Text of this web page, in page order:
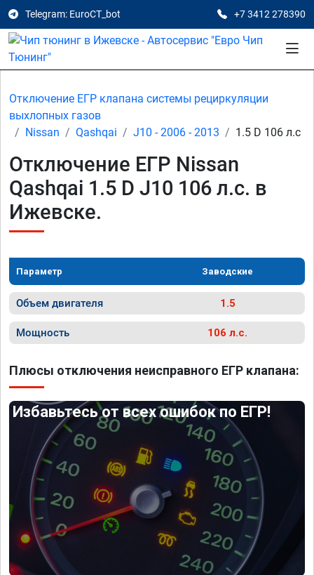
Telegram: EuroCT_bot +7 3412 278390
Отключение ЕГР клапана системы рециркуляции
выхлопных газов
Nissan
Qashqai J10 - 2006 - 2013 1.5 D 106 л.с
Отключение ЕГР Nissan
Qashqai 1.5 D J10 106 л.с. в
Ижевске.
Параметр Заводские
Объем двигателя 1.5
Мощность 106 л.с.
Плюсы отключения неисправного ЕГР клапана:
Избавьтесь от всех ошибок по ЕГР!